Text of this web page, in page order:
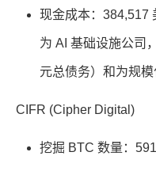
现金成本：384,517
为 AI 基础设施公司
元总债务）和为规模
CIFR (Cipher Digital)
挖掘 BTC 数量：591